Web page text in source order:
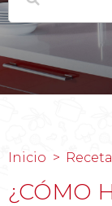
Inicio
¿CÓMO